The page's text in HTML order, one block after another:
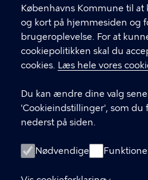
Københavns Kommune til at
og kort på hjemmesiden og
brugeroplevelse. For at
cookiepolitikken skal du
cookies. Læs hele vores
Du kan ændre dine valg
'Cookieindstillinger', som du
nederst på siden.
Nødvendige
CVR-nummer64942212
GENVEJE
Digital Post
Databeskyttelse
Tilgængelighedserklæring